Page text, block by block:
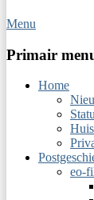
Menu
Primair
Home
eo-